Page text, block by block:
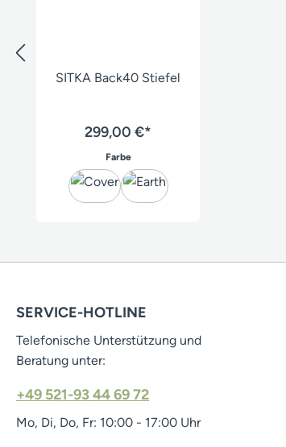
SITKA Back40 Stiefel
299,00 €*
Farbeauswählen
SERVICE-HOTLINE
Telefonische Unterstützung und
Beratung unter:
+49 521-93 44 69 72
Mo, Di, Do, Fr: 10:00 - 17:00 Uhr